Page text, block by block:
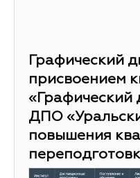
Графический
присвоением
ДПО
повышения